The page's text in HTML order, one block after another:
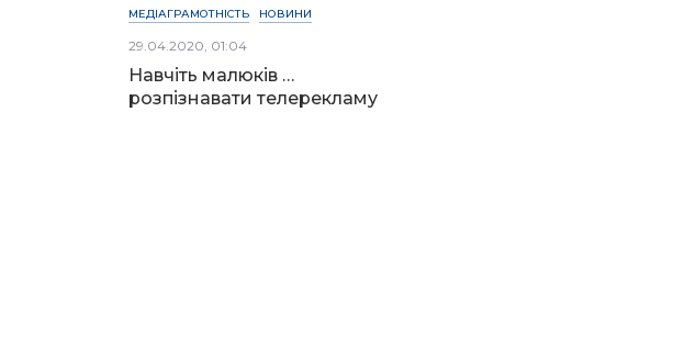
МЕДІАГРАМОТНІСТЬ НОВИНИ
29.04.2020, 01:04
Навчіть малюків …
розпізнавати телерекламу